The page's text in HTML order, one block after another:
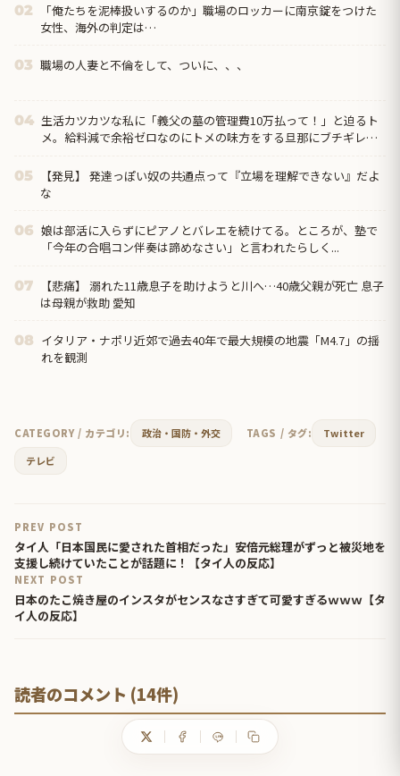
02
「俺たちを泥棒扱いするのか」職場のロッカーに南京錠をつけた
女性、海外の判定は…
03 職場の人妻と不倫をして、ついに、、、
04 生活カツカツな私に「義父の墓の管理費10万払って！」と迫るト
メ。給料減で余裕ゼロなのにトメの味方をする旦那にブチギレ寸
05
【発見】 発達っぽい奴の共通点って『立場を理解できない』だよ
な
06 娘は部活に入らずにピアノとバレエを続けてる。ところが、塾で
「今年の合唱コン伴奏は諦めなさい」と言われたらしく...
07
【悲痛】 溺れた11歳息子を助けようと川へ…40歳父親が死亡 息子
は母親が救助 愛知
08 イタリア・ナポリ近郊で過去40年で最大規模の地震「M4.7」の揺
れを観測
CATEGORY / カテゴリ: 政治・国防・外交 TAGS / タグ:
Twitter
テレビ
PREV POST
タイ人「日本国民に愛された首相だった」安倍元総理がずっと被災地を
支援し続けていたことが話題に！【タイ人の反応】
NEXT POST
日本のたこ焼き屋のインスタがセンスなさすぎて可愛すぎるｗｗｗ【タ
イ人の反応】
読者のコメント (14件)